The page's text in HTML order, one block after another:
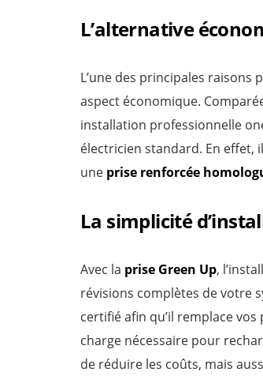
L’alternative
L’une des principales
aspect économique.
installation professionnelle
électricien standard. En effet,
une prise renforcée
La simplicité
Avec la prise Green Up,
révisions complètes de votre
certifié afin qu’il remplace
charge nécessaire pour
de réduire les coûts, mais